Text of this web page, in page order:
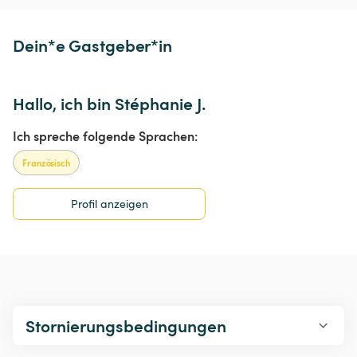
Dein*e Gastgeber*in
Hallo, ich bin Stéphanie J.
Ich spreche folgende Sprachen:
Französisch
Profil anzeigen
Stornierungsbedingungen